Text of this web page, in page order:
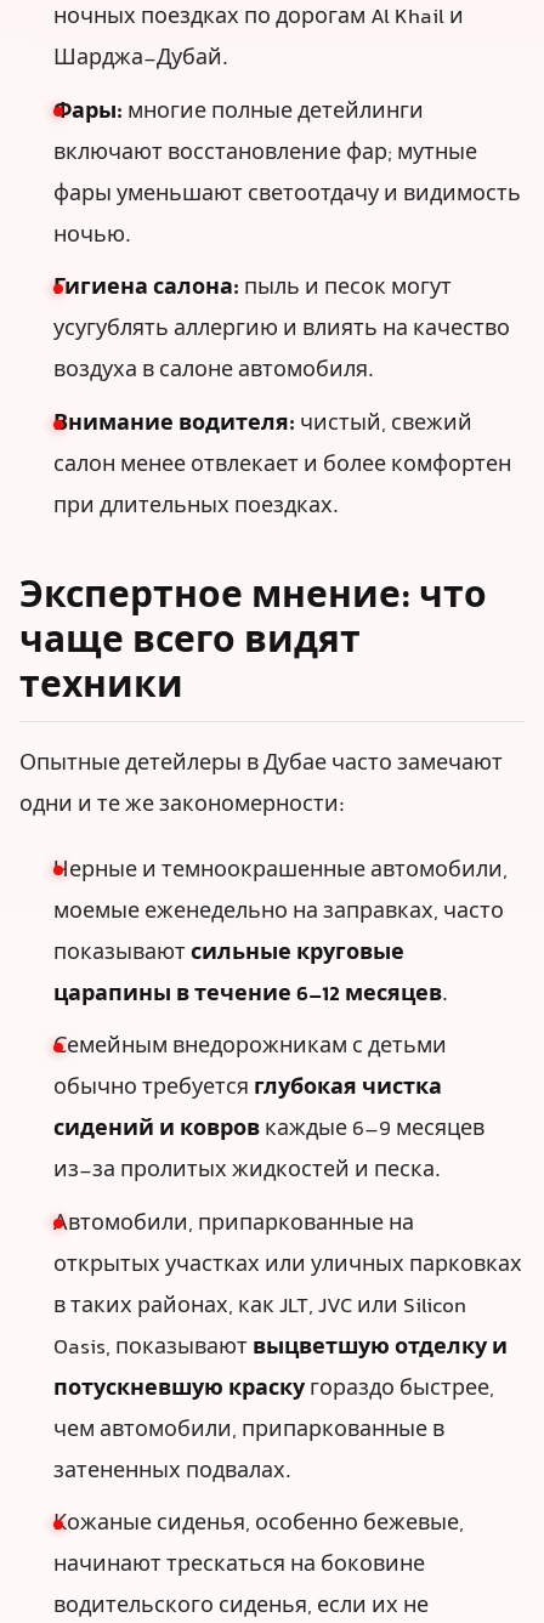
ночных поездках по дорогам Al Khail и
Шарджа-Дубай.
Фары: многие полные детейлинги
включают восстановление фар; мутные
фары уменьшают светоотдачу и видимость
ночью.
Гигиена салона: пыль и песок могут
усугублять аллергию и влиять на качество
воздуха в салоне автомобиля.
Внимание водителя: чистый, свежий
салон менее отвлекает и более комфортен
при длительных поездках.
Экспертное мнение: что
чаще всего видят
техники
Опытные детейлеры в Дубае часто замечают
одни и те же закономерности:
Черные и темноокрашенные автомобили,
моемые еженедельно на заправках, часто
показываютсильные круговые
царапины в течение 6–12 месяцев.
Семейным внедорожникам с детьми
обычно требуется глубокая чистка
сидений и ковровкаждые 6–9 месяцев
из-за пролитых жидкостей и песка.
Автомобили, припаркованные на
открытых участках или уличных парковках
в таких районах, как JLT, JVC или Silicon
Oasis, показываютвыцветшую отделку и
потускневшую краскугораздо быстрее,
чем автомобили, припаркованные в
затененных подвалах.
Кожаные сиденья, особенно бежевые,
начинают трескаться на боковине
водительского сиденья, если их не